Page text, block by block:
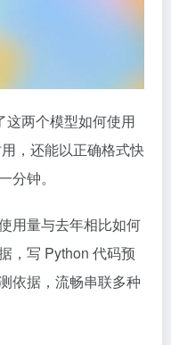
这两个模型如何使用
，还能以正确格式快
分钟。
用量与去年相比如何
，写 Python 代码预
依据，流畅串联多种